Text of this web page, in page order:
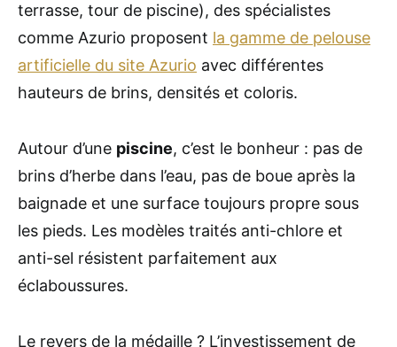
terrasse, tour de piscine), des spécialistes
comme Azurio proposent la gamme de pelouse
artificielle du site Azurio avec différentes
hauteurs de brins, densités et coloris.
Autour d’une piscine, c’est le bonheur : pas de
brins d’herbe dans l’eau, pas de boue après la
baignade et une surface toujours propre sous
les pieds. Les modèles traités anti-chlore et
anti-sel résistent parfaitement aux
éclaboussures.
Le revers de la médaille ? L’investissement de